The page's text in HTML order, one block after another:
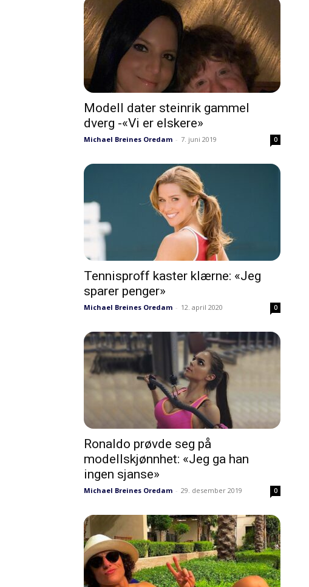
Modell dater steinrik gammel
dverg -«Vi er elskere»
Michael Breines Oredam - 7. juni 2019 0
Tennisproff kaster klærne: «Jeg
sparer penger»
Michael Breines Oredam - 12. april 2020 0
Ronaldo prøvde seg på
modellskjønnhet: «Jeg ga han
ingen sjanse»
Michael Breines Oredam - 29. desember 2019 0